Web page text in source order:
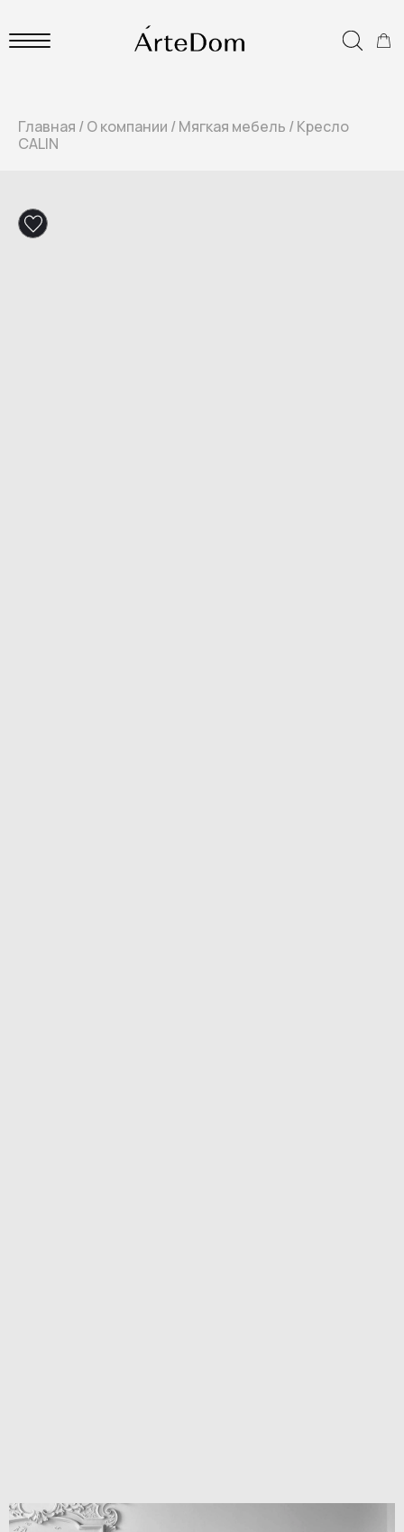
Главная /О компании /Мягкая мебель /Кресло
CALIN